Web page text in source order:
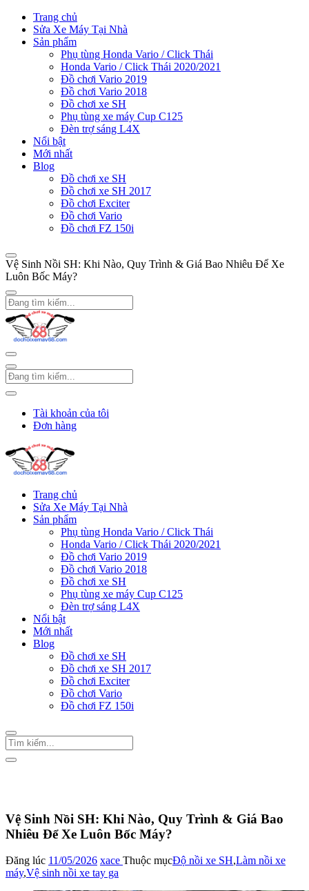
Trang chủ
Sửa Xe Máy Tại Nhà
Sản phẩm
Phụ tùng Honda Vario / Click Thái
Honda Vario / Click Thái 2020/2021
Đồ chơi Vario 2019
Đồ chơi Vario 2018
Đồ chơi xe SH
Phụ tùng xe máy Cup C125
Đèn trợ sáng L4X
Nổi bật
Mới nhất
Blog
Đồ chơi xe SH
Đồ chơi xe SH 2017
Đồ chơi Exciter
Đồ chơi Vario
Đồ chơi FZ 150i
Vệ Sinh Nồi SH: Khi Nào, Quy Trình & Giá Bao Nhiêu Để Xe
Luôn Bốc Máy?
Tài khoản của tôi
Đơn hàng
Trang chủ
Sửa Xe Máy Tại Nhà
Sản phẩm
Phụ tùng Honda Vario / Click Thái
Honda Vario / Click Thái 2020/2021
Đồ chơi Vario 2019
Đồ chơi Vario 2018
Đồ chơi xe SH
Phụ tùng xe máy Cup C125
Đèn trợ sáng L4X
Nổi bật
Mới nhất
Blog
Đồ chơi xe SH
Đồ chơi xe SH 2017
Đồ chơi Exciter
Đồ chơi Vario
Đồ chơi FZ 150i
Vệ Sinh Nồi SH: Khi Nào, Quy Trình & Giá Bao
Nhiêu Để Xe Luôn Bốc Máy?
Đăng lúc 11/05/2026 xace Thuộc mụcĐộ nồi xe SH,Làm nồi xe
máy,Vệ sinh nồi xe tay ga